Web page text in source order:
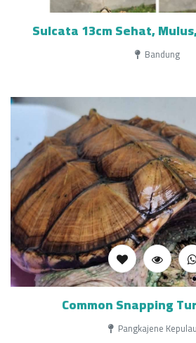
Sulcata 13cm Sehat,
Bandung
Common Snapping
Pangkajene